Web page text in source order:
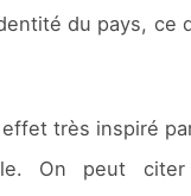
du pays, ce
très inspiré
On peut citer